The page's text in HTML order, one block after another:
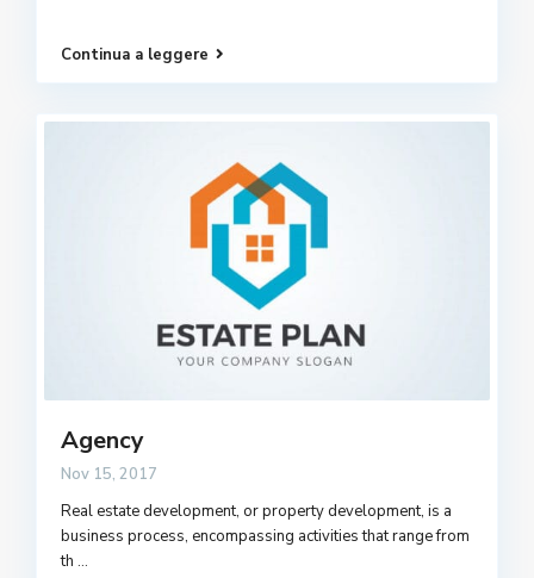
Continua a leggere
Agency
Nov 15, 2017
Real estate development, or property development, is a
business process, encompassing activities that range from
th...